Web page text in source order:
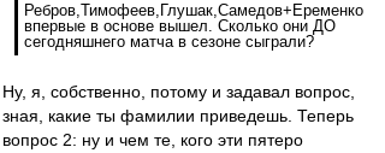
Ребров,Тимофеев,Глушак,Самедов+Еременко
впервые в основе вышел. Сколько они ДО
сегодняшнего матча в сезоне сыграли?
Ну, я, собственно, потому и задавал вопрос,
зная, какие ты фамилии приведешь. Теперь
вопрос 2: ну и чем те, кого эти пятеро